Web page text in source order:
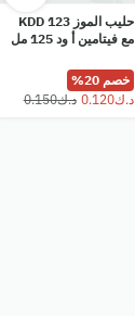
حليب الموز KDD 123
مع فيتامين أ ود 125 مل
خصم 20%
⁦د.ك0.120⁩
⁦د.ك0.150⁩